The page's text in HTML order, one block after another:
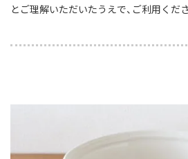
とご理解いただいたうえで、ご利用くださ